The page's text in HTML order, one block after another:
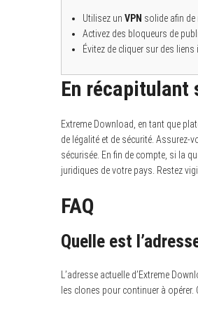
Utilisez un VPN solide afin de
Activez des bloqueurs de
Évitez de cliquer sur des
En récapitulant
Extreme Download, en tant que
de légalité et de sécurité. Assurez-
sécurisée. En fin de compte, si la
juridiques de votre pays. Restez
FAQ
Quelle est
L’adresse actuelle d’Extreme
les clones pour continuer à